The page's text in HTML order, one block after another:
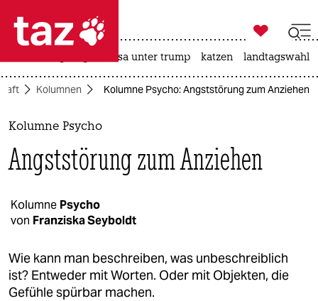
 taz zahl ich
taz zahl ich
themen
politik
gesellschaft
kultur
sport

taz zahl ich
usa unter trump katzen landtagswahl
Kolumnen Kolumne Psycho: Angststörung zum Anziehen
Kolumne Psycho
Angststörung zum Anziehen
Kolumne Psycho
von Franziska Seyboldt
Wie kann man beschreiben, was unbeschreiblich
ist? Entweder mit Worten. Oder mit Objekten, die
Gefühle spürbar machen.